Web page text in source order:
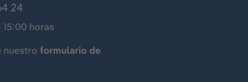
24
horas
nuestro formulario de